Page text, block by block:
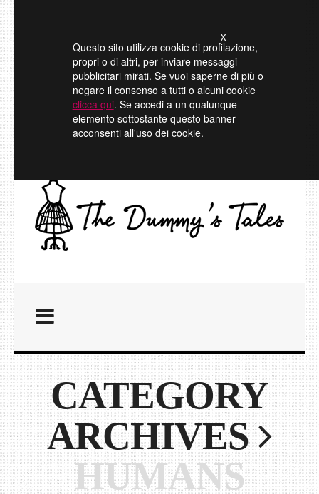
Questo sito utilizza cookie di profilazione,
propri o di altri, per inviare messaggi
pubblicitari mirati. Se vuoi saperne di più o
negare il consenso a tutti o alcuni cookie
clicca qui. Se accedi a un qualunque
elemento sottostante questo banner
acconsenti all'uso dei cookie.
X
CATEGORY
ARCHIVES
HUMANS